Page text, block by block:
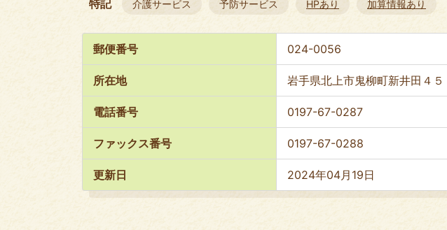
特記 介護サービス 予防サービス HPあり 加算情報あり
郵便番号 024-0056
所在地 岩手県北上市鬼柳町新井田４５
電話番号 0197-67-0287
ファックス番号 0197-67-0288
更新日 2024年04月19日